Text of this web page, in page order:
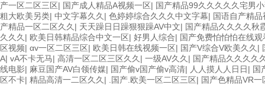
产一区二区三区| 国产成人精品A视频一区| 国产精品99久久久久久宅男
粗大欧美另类| 中文字幕久久 | 色婷婷综合久久久中文字幕| 国语自产精
产精品一区二区久久 | 天天躁日日躁狠狠躁AV中文| 国产精品久久久久秋
久久久 | 欧美日韩精品综合中文一区| 好男人综合| 国产免费怕怕怕在线观
区视频| αv一区二区三区| 欧美日韩在线视频一区| 国产V综合V欧美久久 |
A| vA不卡无马| 高清一区二区三区久久 | 一级AV久久 | 国产精品久久久久
线电影| 麻豆国产AV白领传媒| 国产偷v国产偷v高清| 人人摸人人日日| 国
区不卡| 精品高清一二区久久 | .国产.欧美一区二区三区| 国产色精品VR一